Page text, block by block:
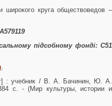
широкого круга обществоведов –
підсобному фонді: С51
.
: учебник / В. А. Бачинин, Ю. А.
с. - (Мир культуры, истории и